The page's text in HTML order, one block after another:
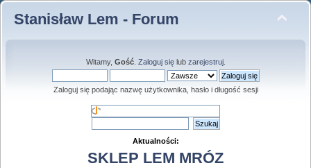
Stanisław Lem - Forum
Witamy, Gość. Zaloguj sięlub zarejestruj.
Zaloguj się podając nazwę użytkownika, hasło i długość sesji
Aktualności:
SKLEP LEM MRÓZ